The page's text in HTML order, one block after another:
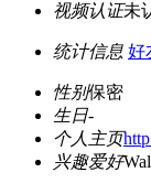
视频认证未
统计信息 好
性别保密
生日-
个人主页
兴趣爱好